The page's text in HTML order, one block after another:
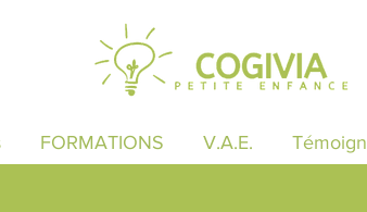
FORMATIONS V.A.E.